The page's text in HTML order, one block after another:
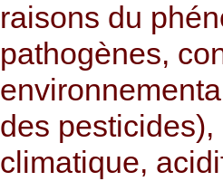
raisons du
pathogènes,
des
climatique,